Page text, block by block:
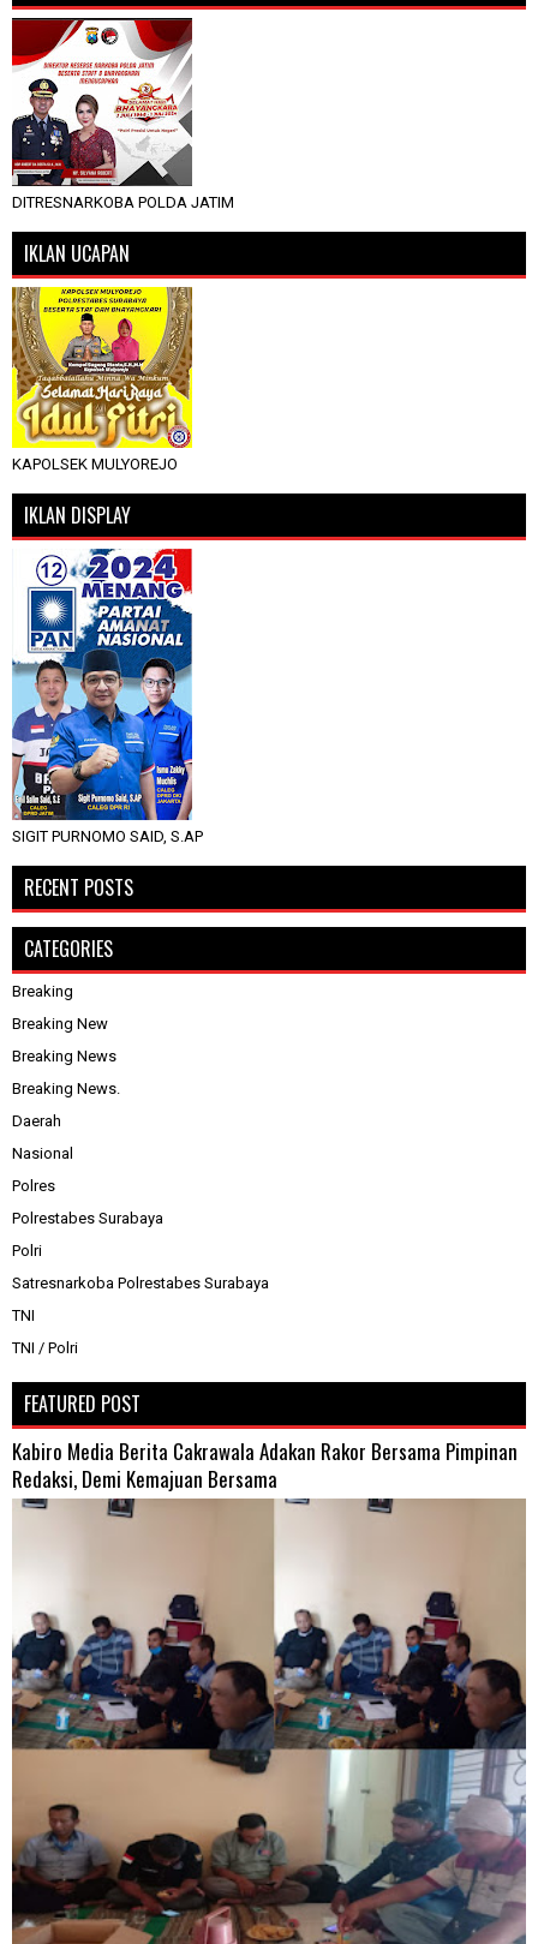
DITRESNARKOBA POLDA JATIM
IKLAN UCAPAN
KAPOLSEK MULYOREJO
IKLAN DISPLAY
SIGIT PURNOMO SAID, S.AP
RECENT POSTS
CATEGORIES
Breaking
Breaking New
Breaking News
Breaking News.
Daerah
Nasional
Polres
Polrestabes Surabaya
Polri
Satresnarkoba Polrestabes Surabaya
TNI
TNI / Polri
FEATURED POST
Kabiro Media Berita Cakrawala Adakan Rakor Bersama Pimpinan
Redaksi, Demi Kemajuan Bersama